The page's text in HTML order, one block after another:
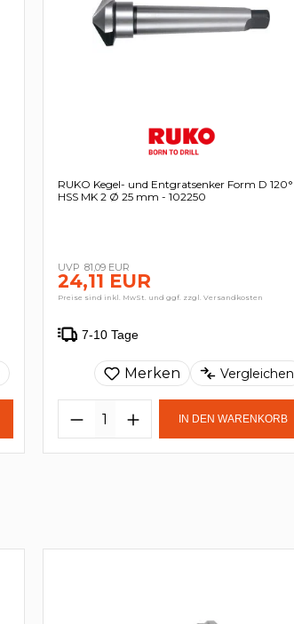
RUKO Kegel- und Entgratsenker Form D 120°
HSS MK 2 Ø 25 mm - 102250
81,09 EUR
24,11 EUR
Preise sind inkl. MwSt. und ggf. zzgl. Versandkosten
7-10 Tage
Merken Vergleichen
IN DEN WARENKORB